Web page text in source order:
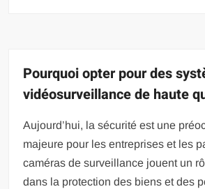
Pourquoi opter pour des
vidéosurveillance de haute
Aujourd’hui, la sécurité est une
majeure pour les entreprises et les
caméras de surveillance jouent un
dans la protection des biens et des